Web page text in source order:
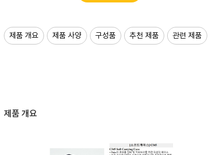
제품 개요 제품 사양 구성품 추천 제품 관련 제품
제품 개요